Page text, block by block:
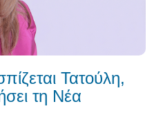
Τατούλη,
τη Νέα